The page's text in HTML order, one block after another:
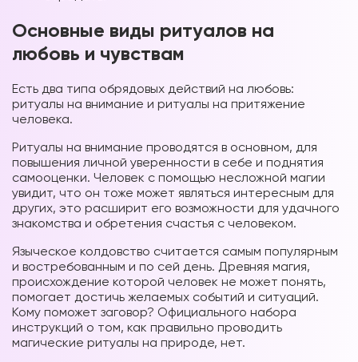
Основные виды ритуалов на
любовь и чувствам
Есть два типа обрядовых действий на любовь:
ритуалы на внимание и ритуалы на притяжение
человека.
Ритуалы на внимание проводятся в основном, для
повышения личной уверенности в себе и поднятия
самооценки. Человек с помощью несложной магии
увидит, что он тоже может являться интересным для
других, это расширит его возможности для удачного
знакомства и обретения счастья с человеком.
Языческое колдовство считается самым популярным
и востребованным и по сей день. Древняя магия,
происхождение которой человек не может понять,
помогает достичь желаемых событий и ситуаций.
Кому поможет заговор? Официального набора
инструкций о том, как правильно проводить
магические ритуалы на природе, нет.